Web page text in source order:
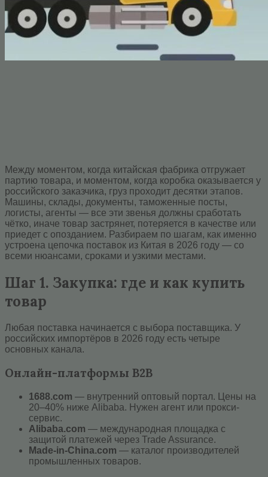
Между моментом, когда китайская фабрика отгружает
партию товара, и моментом, когда коробка оказывается у
российского заказчика, груз проходит десятки этапов.
Машины, склады, документы, таможенные посты,
логисты, агенты — все эти звенья должны сработать
чётко, иначе товар застрянет, потеряется в качестве или
приедет с опозданием. Разбираем по шагам, как именно
устроена цепочка поставок из Китая в 2026 году — со
всеми нюансами, сроками и узкими местами.
Шаг 1. Закупка: где и как купить
товар
Любая поставка начинается с выбора поставщика. У
российских импортёров в 2026 году есть четыре
основных канала.
Онлайн-платформы B2B
1688.com — внутренний оптовый портал. Цены на
20–40% ниже Alibaba. Нужен агент или прокси-
сервис.
Alibaba.com — международная площадка с
защитой платежей через Trade Assurance.
Made-in-China.com — каталог производителей
промышленных товаров.